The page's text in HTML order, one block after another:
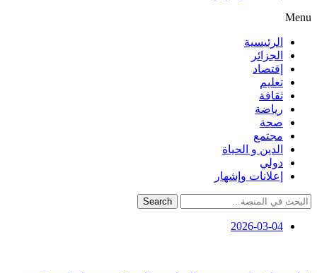
Menu
الرئيسية
الجزائر
إقتصاد
تعليم
ثقافة
رياضة
صحة
مجتمع
الدين و الحياة
دولي
إعلانات وإشهار
Search
2026-03-04